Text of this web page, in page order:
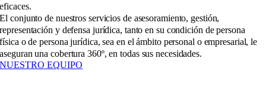
eficaces.
El conjunto de nuestros servicios de asesoramiento, gestión,
representación y defensa jurídica, tanto en su condición de persona
física o de persona jurídica, sea en el ámbito personal o empresarial, le
aseguran una cobertura 360º, en todas sus necesidades.
NUESTRO EQUIPO